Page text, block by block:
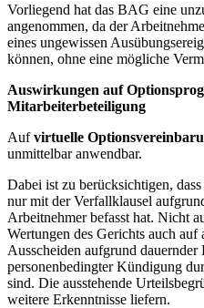
Vorliegend hat das BAG eine
angenommen, da der
eines ungewissen
können, ohne eine mögliche
Auswirkungen auf
Mitarbeiterbeteiligung
Aufvirtuelle
unmittelbar anwendbar.
Dabei ist zu berücksichtigen,
nur mit der Verfallklausel
Arbeitnehmer befasst hat. Nicht
Wertungen des Gerichts auch
Ausscheiden aufgrund
personenbedingter Kündigung
sind. Die ausstehende
weitere Erkenntnisse liefern.